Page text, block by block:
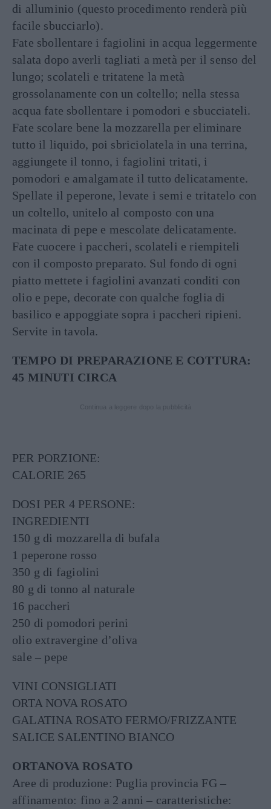
di alluminio (questo procedimento renderà più
facile sbucciarlo).
Fate sbollentare i fagiolini in acqua leggermente
salata dopo averli tagliati a metà per il senso del
lungo; scolateli e tritatene la metà
grossolanamente con un coltello; nella stessa
acqua fate sbollentare i pomodori e sbucciateli.
Fate scolare bene la mozzarella per eliminare
tutto il liquido, poi sbriciolatela in una terrina,
aggiungete il tonno, i fagiolini tritati, i
pomodori e amalgamate il tutto delicatamente.
Spellate il peperone, levate i semi e tritatelo con
un coltello, unitelo al composto con una
macinata di pepe e mescolate delicatamente.
Fate cuocere i paccheri, scolateli e riempiteli
con il composto preparato. Sul fondo di ogni
piatto mettete i fagiolini avanzati conditi con
olio e pepe, decorate con qualche foglia di
basilico e appoggiate sopra i paccheri ripieni.
Servite in tavola.
TEMPO DI PREPARAZIONE E COTTURA:
45 MINUTI CIRCA
PER PORZIONE:
CALORIE 265
DOSI PER 4 PERSONE:
INGREDIENTI
150 g di mozzarella di bufala
1 peperone rosso
350 g di fagiolini
80 g di tonno al naturale
16 paccheri
250 di pomodori perini
olio extravergine d’oliva
sale – pepe
VINI CONSIGLIATI
ORTA NOVA ROSATO
GALATINA ROSATO FERMO/FRIZZANTE
SALICE SALENTINO BIANCO
ORTANOVA ROSATO
Aree di produzione: Puglia provincia FG –
affinamento: fino a 2 anni – caratteristiche: